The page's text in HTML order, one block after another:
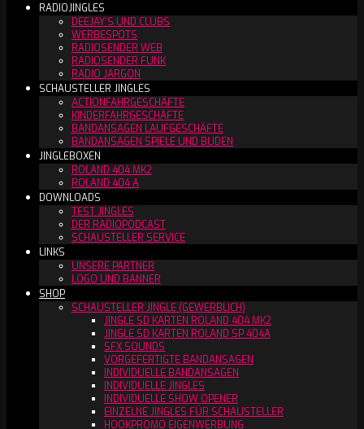
RADIOJINGLES
DEEJAY´S UND CLUBS
WERBESPOTS
RADIOSENDER WEB
RADIOSENDER FUNK
RADIO JARGON
SCHAUSTELLER JINGLES
ACTIONFAHRGESCHÄFTE
KINDERFAHRGESCHÄFTE
BANDANSAGEN LAUFGESCHÄFTE
BANDANSAGEN SPIELE UND BUDEN
JINGLEBOXEN
ROLAND 404 MK2
ROLAND 404 A
DOWNLOADS
TEST JINGLES
DER RADIOPODCAST
SCHAUSTELLER SERVICE
LINKS
UNSERE PARTNER
LOGO UND BANNER
SHOP
SCHAUSTELLER JINGLE (GEWERBLICH)
JINGLE SD KARTEN ROLAND 404 MK2
JINGLE SD KARTEN ROLAND SP 404A
SFX SOUNDS
VORGEFERTIGTE BANDANSAGEN
INDIVIDUELLE BANDANSAGEN
INDIVIDUELLE JINGLES
INDIVIDUELLE SHOW OPENER
EINZELNE JINGLES FÜR SCHAUSTELLER
HOOKPROMO EIGENWERBUNG